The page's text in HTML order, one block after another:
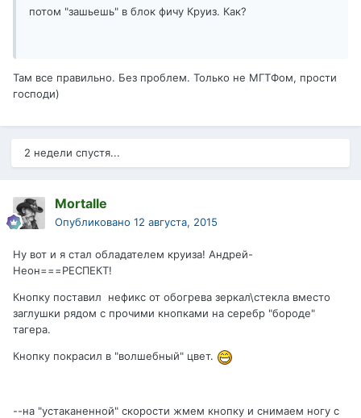
потом "зашьешь" в блок фичу Круиз. Как?
Там все правильно. Без проблем. Только не МГТФом, прости
господи)
2 недели спустя...
Mortalle
Опубликовано 12 августа, 2015
Ну вот и я стал обладателем круиза! Андрей-
Неон===РЕСПЕКТ!
Кнопку поставил нефикс от обогрева зеркал\стекла вместо
заглушки рядом с прочими кнопками на серебр "бороде"
тагера.
Кнопку покрасил в "волшебный" цвет.
--на "устаканенной" скорости жмем кнопку и снимаем ногу с